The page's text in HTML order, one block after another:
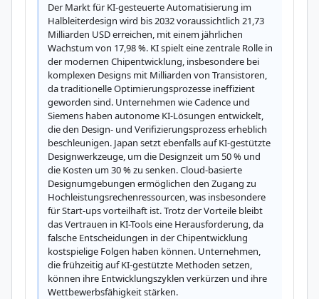
Der Markt für KI-gesteuerte Automatisierung im
Halbleiterdesign wird bis 2032 voraussichtlich 21,73
Milliarden USD erreichen, mit einem jährlichen
Wachstum von 17,98 %. KI spielt eine zentrale Rolle in
der modernen Chipentwicklung, insbesondere bei
komplexen Designs mit Milliarden von Transistoren,
da traditionelle Optimierungsprozesse ineffizient
geworden sind. Unternehmen wie Cadence und
Siemens haben autonome KI-Lösungen entwickelt,
die den Design- und Verifizierungsprozess erheblich
beschleunigen. Japan setzt ebenfalls auf KI-gestützte
Designwerkzeuge, um die Designzeit um 50 % und
die Kosten um 30 % zu senken. Cloud-basierte
Designumgebungen ermöglichen den Zugang zu
Hochleistungsrechenressourcen, was insbesondere
für Start-ups vorteilhaft ist. Trotz der Vorteile bleibt
das Vertrauen in KI-Tools eine Herausforderung, da
falsche Entscheidungen in der Chipentwicklung
kostspielige Folgen haben können. Unternehmen,
die frühzeitig auf KI-gestützte Methoden setzen,
können ihre Entwicklungszyklen verkürzen und ihre
Wettbewerbsfähigkeit stärken.